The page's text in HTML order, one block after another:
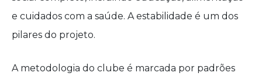
e cuidados com a saúde. A estabilidade é um dos
pilares do projeto.
A metodologia do clube é marcada por padrões